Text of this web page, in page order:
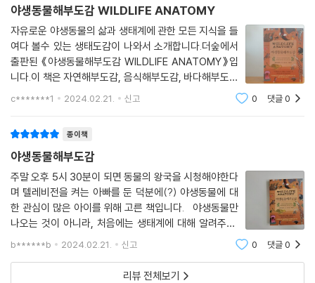
동물들의 집 짓기에서는 자신들의 살 곳을 마련하기 위해 치열하게 분투하
는 그들의 모습을 발견하게 된다. 굴을 은신처로 이용하는 동물이 많은데,
실제로 굴을 파는 것은 1차 굴착자, 버려진 굴을 개조하는 것은 2차 굴착
자, 굴을 있는 그대로 이용하는 것은 거주자라고 한다. 예를 들어 1차 굴착
자인 땅거북이 최대 12미터 길이에 3미터 깊이의 굴을 파고 살다가 떠나면
올빼미, 코요테 등이 이 굴을 넘겨받아 생활한다. 그 밖에 유럽오소리는 여
땅속으로 수만 제곱킬로미터에 이르는 큰 구조물을 만든다.
마지막 장에서는 기이하면서 독특한 동물들이 등장한다. 문어는 몸길이가
4.3미터에 이르는 태평양대왕문어부터 몸길이가 2.5센티미터인 피그미
문어 등 300여 종이 있는데, 크기만큼이나 개성 역시 남다르다. 흉내문어
는 위장색을 띠는 수준을 넘어 다양한 동물의 모습을 흉내내고, 갈색망토
보라문어는 이름 그대로 헤엄치는 모습이 늘어진 망토를 닮았다. 코코넛문
어는 코코넛 껍질을 이용하여 몸을 숨기고, 파란고리문어의 밝은 몸 색깔
은 천적의 접근을 막는다. 알을 낳는 포유류인 오리너구리, 주둥이로 전기
야생동물해부도감 WILDLIFE ANATOMY
자유로운 야생동물의 삶과 생태계에 관한 모든 지식을 들
여다 볼수 있는 생태도감이 나와서 소개합니다.더숲에서
출판된 《야생동물해부도감 WILDLIFE ANATOMY》입
니다.이 책은 자연해부도감, 음식해부도감, 바다해부도감
에 이은 줄리아 로스먼의 [해부도감] 시리즈 최신작이라
c*******1 2024.02.21. 신고 0 댓글0
종이책
야생동물해부도감
주말 오후 5시 30분이 되면 동물의 왕국을 시청해야한다
며 텔레비전을 켜는 아빠를 둔 덕분에(?) 야생동물에 대
한 관심이 많은 아이를 위해 고른 책입니다. 야생동물만
나오는 것이 아니라, 처음에는 생태계에 대해 알려주고,
야생동물의 서식지, 그리고 먹이그물에 대한 설명부터 나
b******b 2024.02.21. 신고 0 댓글0
리뷰 전체보기